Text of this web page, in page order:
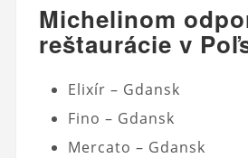
Michelinom
reštaurácie v
Elixír – Gdansk
Fino – Gdansk
Mercato – Gdansk